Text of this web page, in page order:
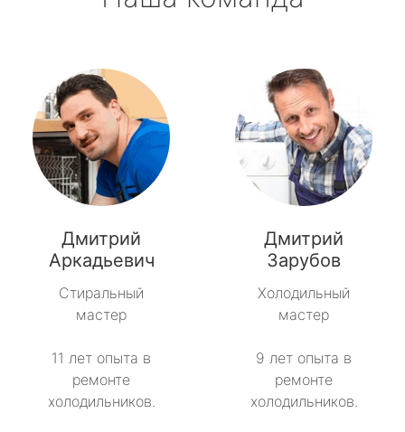
Дмитрий
Аркадьевич
Стиральный
мастер
11 лет опыта в
ремонте
холодильников.
Дмитрий
Зарубов
Холодильный
мастер
9 лет опыта в
ремонте
холодильников.